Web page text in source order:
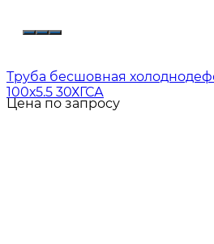
Труба бесшовная
100х5.5 30ХГСА
Цена по запросу